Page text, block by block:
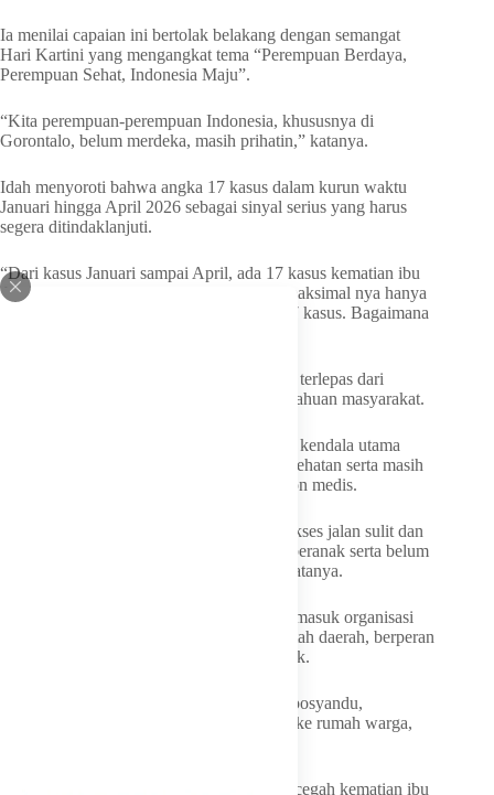
Ia menilai capaian ini bertolak belakang dengan semangat
Hari Kartini yang mengangkat tema “Perempuan Berdaya,
Perempuan Sehat, Indonesia Maju”.
“Kita perempuan-perempuan Indonesia, khususnya di
Gorontalo, belum merdeka, masih prihatin,” katanya.
Idah menyoroti bahwa angka 17 kasus dalam kurun waktu
Januari hingga April 2026 sebagai sinyal serius yang harus
segera ditindaklanjuti.
“Dari kasus Januari sampai April, ada 17 kasus kematian ibu
dan anak di Provinsi Gorontalo, padahal maksimal nya hanya
20 kasus per tahun. Tapi ini April sudah 17 kasus. Bagaimana
Permasalahan kematian ibu dan anak tidak terlepas dari
berbagai faktor, baik akses maupun pengetahuan masyarakat.
Idah mengingatkan bahwa pada masa lalu, kendala utama
meliputi sulitnya akses menuju fasilitas kesehatan serta masih
tingginya praktik persalinan oleh tenaga non medis.
“Yang terjadi beberapa tahun lalu adalah akses jalan sulit dan
masih banyak yang menggunakan dukun beranak serta belum
ada pendamping dari tenaga kesehatan,” katanya.
Untuk itu, ia mengajak seluruh elemen, termasuk organisasi
perempuan, tenaga medis, hingga pemerintah daerah, berperan
aktif menekan angka kematian ibu dan anak.
Edukasi kepada masyarakat, baik melalui posyandu,
puskesmas, maupun pendekatan langsung ke rumah warga,
“Kita datangi ibu hamil sehingga bisa mencegah kematian ibu